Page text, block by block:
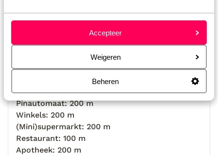
Accepteer
Weigeren
Beheren
Afstanden
Strand: 8 km
Aan de rand van het centrum
Meer: 2 km
Luchthaven: 45 km
Bushalte: 5 m
Pinautomaat: 200 m
Winkels: 200 m
(Mini)supermarkt: 200 m
Restaurant: 100 m
Apotheek: 200 m